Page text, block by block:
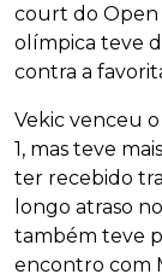
court do Open
olímpica teve
contra a
Vekic venceu
1, mas teve
ter recebido
longo atraso
também teve
encontro com